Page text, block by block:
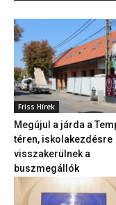
Friss Hírek
Megújul a járda a
téren, iskolakezdésre
visszakerülnek a
buszmegállók